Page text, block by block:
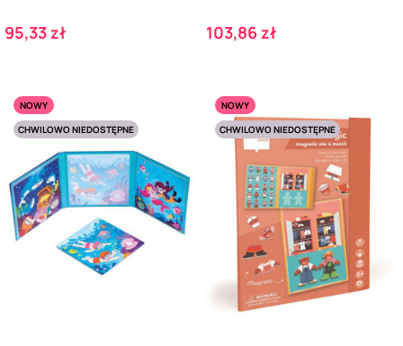
Cena
95,33 zł Cena
103,86 zł
NOWY
CHWILOWO NIEDOSTĘPNE
NOWY
CHWILOWO NIEDOSTĘPNE